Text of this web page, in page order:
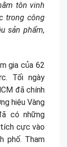
tôn vinh
trong công
sản phẩm,
gia của 62
Tối ngày
đã chính
hiệu Vàng
có những
cực vào
phố. Tham